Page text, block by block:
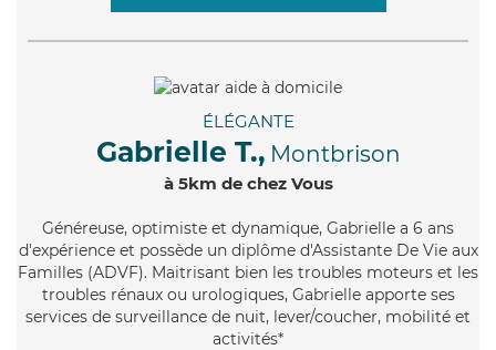
ÉLÉGANTE
Gabrielle T., Montbrison
à 5km de chez Vous
Généreuse, optimiste et dynamique, Gabrielle a 6 ans
d'expérience et possède un diplôme d'Assistante De Vie aux
Familles (ADVF). Maitrisant bien les troubles moteurs et les
troubles rénaux ou urologiques, Gabrielle apporte ses
services de surveillance de nuit, lever/coucher, mobilité et
activités*